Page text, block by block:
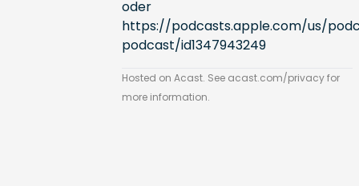
oder
https://podcasts.apple.com/us/
podcast/id1347943249
Hosted on Acast. See acast.com/privacyfor
more information.